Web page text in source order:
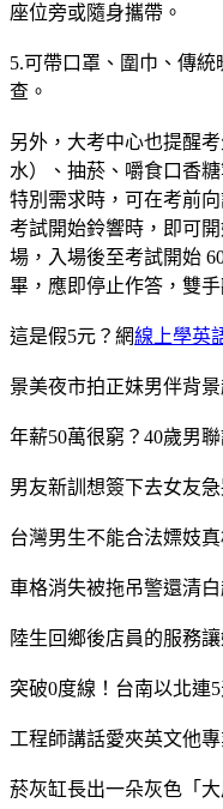
座位旁或隨身攜帶。
5.可帶口罩、圍巾、傳
查。
另外，大考中心也提醒
水）、抽菸、嚼食口香
特別需求時，可在考前
考試開始鈴響時，即可
場，入場後至考試開始
畢，應即停止作答，雙手
這是假5元？網線上學英
景美夜市拍正妹男伴背
年薪50萬很窮？40歲男
男友新訓想簽下去女友
台灣男生不能合法嫖妓真
車格消失被拖吊警還清
陸生回鄉後店員的服務
突破0度線！台南以北連5
工程師講話愛夾英文他
菸灰缸長出一朵灰色「大